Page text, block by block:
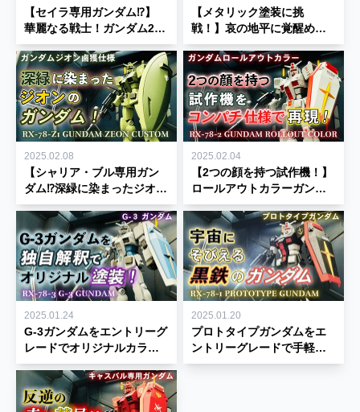
【セイラ専用ガンダム⁉】
華麗なる戦士！ガンダム2P
カラーをエントリーグレー
ドで制作☆
【メタリック塗装に挑
戦！】哀の地平に覚醒める
か?映画ポスター版ガンダム
を再現！
2025.02.08
【シャリア・ブル専用ガン
ダム⁉深緑に染まったジオン
のガンダム！】ガンダムジ
オン鹵獲仕様を制作☆
2025.02.04
【2つの顔を持つ試作機！】
ロールアウトカラーガンダ
ムをエントリーグレードで
制作！をコンパチ仕様で再
現！
2025.01.24
G-3ガンダムをエントリーグ
レードでオリジナルカラー
で全塗装してみた！
【ENTRY GRADE】
2025.01.20
プロトタイプガンダムをエ
ントリーグレードで手軽に
制作！！【宇宙にそびえる